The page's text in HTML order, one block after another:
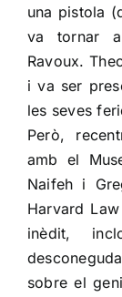
una pistola
va tornar
Ravoux.
i va ser
les seves
Però,
amb el
Naifeh i
Harvard
inèdit,
sobre el